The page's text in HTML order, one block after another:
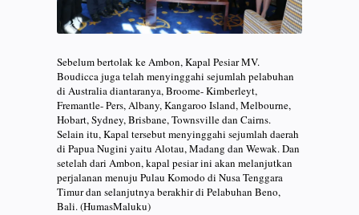
Sebelum bertolak ke Ambon, Kapal Pesiar MV.
Boudicca juga telah menyinggahi sejumlah pelabuhan
di Australia diantaranya, Broome- Kimberleyt,
Fremantle- Pers, Albany, Kangaroo Island, Melbourne,
Hobart, Sydney, Brisbane, Townsville dan Cairns.
Selain itu, Kapal tersebut menyinggahi sejumlah daerah
di Papua Nugini yaitu Alotau, Madang dan Wewak. Dan
setelah dari Ambon, kapal pesiar ini akan melanjutkan
perjalanan menuju Pulau Komodo di Nusa Tenggara
Timur dan selanjutnya berakhir di Pelabuhan Beno,
Bali. (HumasMaluku)